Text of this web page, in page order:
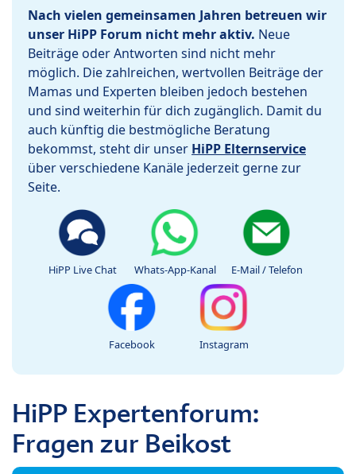
Nach vielen gemeinsamen Jahren betreuen wir
unser HiPP Forum nicht mehr aktiv. Neue
Beiträge oder Antworten sind nicht mehr
möglich. Die zahlreichen, wertvollen Beiträge der
Mamas und Experten bleiben jedoch bestehen
und sind weiterhin für dich zugänglich. Damit du
auch künftig die bestmögliche Beratung
bekommst, steht dir unser HiPP Elternservice
über verschiedene Kanäle jederzeit gerne zur
Seite.
HiPP Live Chat Whats-App-Kanal E-Mail / Telefon
Facebook Instagram
HiPP Expertenforum:
Fragen zur Beikost